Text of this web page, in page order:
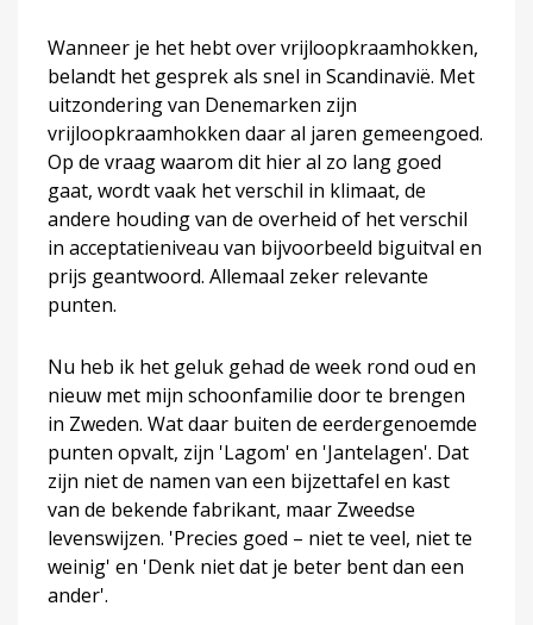
Wanneer je het hebt over vrijloopkraamhokken,
belandt het gesprek als snel in Scandinavië. Met
uitzondering van Denemarken zijn
vrijloopkraamhokken daar al jaren gemeengoed.
Op de vraag waarom dit hier al zo lang goed
gaat, wordt vaak het verschil in klimaat, de
andere houding van de overheid of het verschil
in acceptatieniveau van bijvoorbeeld biguitval en
prijs geantwoord. Allemaal zeker relevante
punten.
Nu heb ik het geluk gehad de week rond oud en
nieuw met mijn schoonfamilie door te brengen
in Zweden. Wat daar buiten de eerdergenoemde
punten opvalt, zijn 'Lagom' en 'Jantelagen'. Dat
zijn niet de namen van een bijzettafel en kast
van de bekende fabrikant, maar Zweedse
levenswijzen. 'Precies goed – niet te veel, niet te
weinig' en 'Denk niet dat je beter bent dan een
ander'.